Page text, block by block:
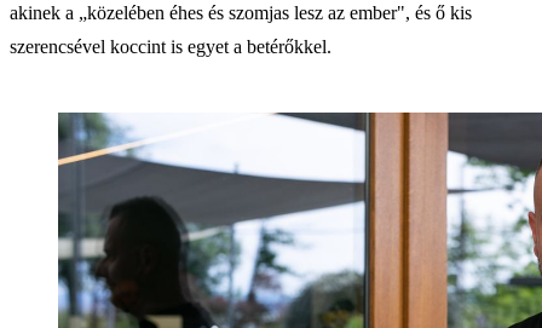
akinek a „közelében éhes és szomjas lesz az ember", és ő kis
szerencsével koccint is egyet a betérőkkel.